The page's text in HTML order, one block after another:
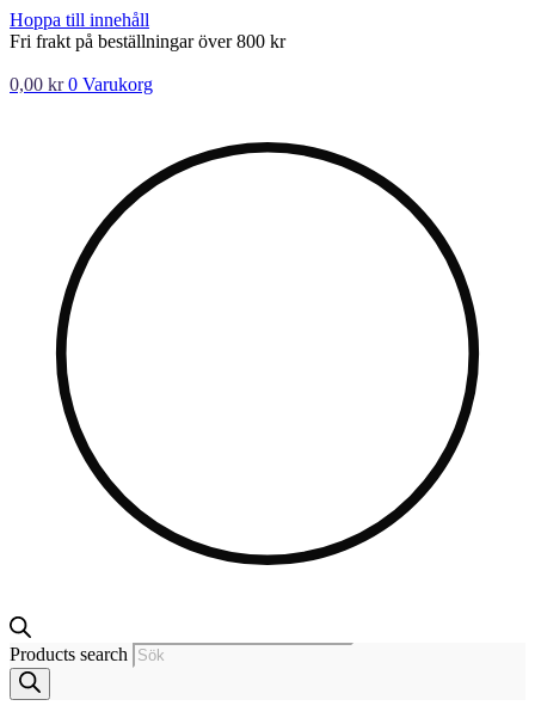
Hoppa till innehåll
Fri frakt på beställningar över 800 kr
0,00 kr 0 Varukorg
Products search